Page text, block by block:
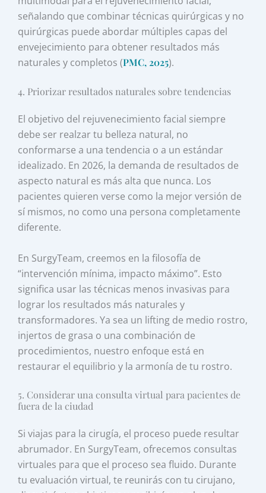
señalando que combinar técnicas quirúrgicas y no
quirúrgicas puede abordar múltiples capas del
envejecimiento para obtener resultados más
naturales y completos (PMC, 2025).
4. Priorizar resultados naturales sobre tendencias
El objetivo del rejuvenecimiento facial siempre
debe ser realzar tu belleza natural, no
conformarse a una tendencia o a un estándar
idealizado. En 2026, la demanda de resultados de
aspecto natural es más alta que nunca. Los
pacientes quieren verse como la mejor versión de
sí mismos, no como una persona completamente
diferente.
En SurgyTeam, creemos en la filosofía de
“intervención mínima, impacto máximo”. Esto
significa usar las técnicas menos invasivas para
lograr los resultados más naturales y
transformadores. Ya sea un lifting de medio rostro,
injertos de grasa o una combinación de
procedimientos, nuestro enfoque está en
restaurar el equilibrio y la armonía de tu rostro.
5. Considerar una consulta virtual para pacientes de
fuera de la ciudad
Si viajas para la cirugía, el proceso puede resultar
abrumador. En SurgyTeam, ofrecemos consultas
virtuales para que el proceso sea fluido. Durante
tu evaluación virtual, te reunirás con tu cirujano,